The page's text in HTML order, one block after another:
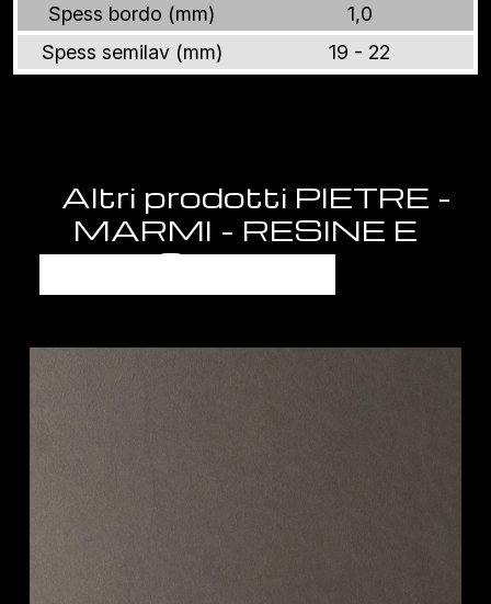
Spess bordo (mm)
1,0
Spess semilav (mm)
19 - 22
Altri prodotti PIETRE -
MARMI - RESINE E
GRANITI